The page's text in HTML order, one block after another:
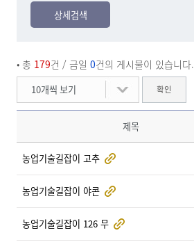
상세검색
• 총 179건 / 금일 0건의 게시물이 있습니다.
10개씩 보기 확인
제목
농업기술길잡이 고추
농업기술길잡이 야콘
농업기술길잡이 126 무